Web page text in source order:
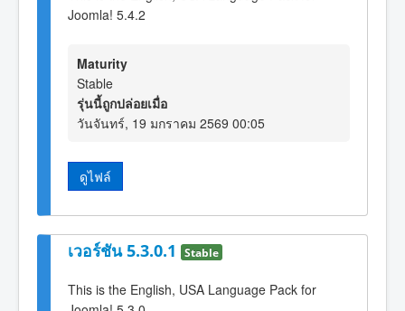
Joomla! 5.4.2
Maturity
Stable
รุ่นนี้ถูกปล่อยเมื่อ
วันจันทร์, 19 มกราคม 2569 00:05
ดูไฟล์
เวอร์ชัน 5.3.0.1 Stable
This is the English, USA Language Pack for